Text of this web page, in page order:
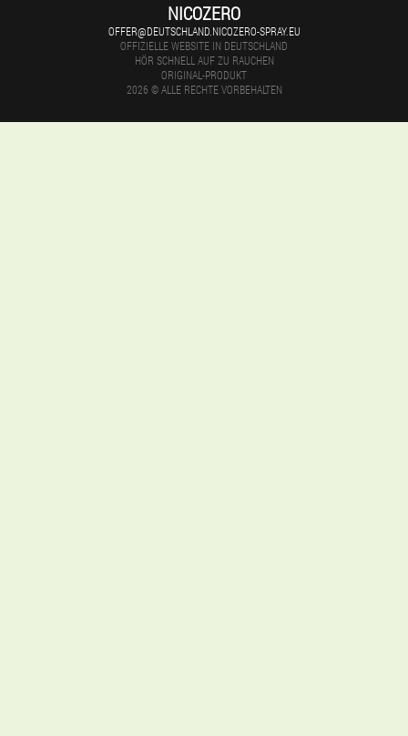
NICOZERO
OFFER@DEUTSCHLAND.NICOZERO-SPRAY.EU
OFFIZIELLE WEBSITE IN DEUTSCHLAND
HÖR SCHNELL AUF ZU RAUCHEN
ORIGINAL-PRODUKT
2026 © ALLE RECHTE VORBEHALTEN